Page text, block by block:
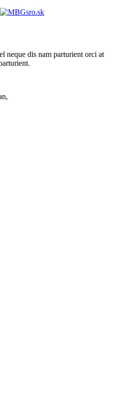
neque dis nam parturient orci at